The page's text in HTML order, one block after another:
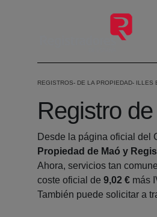
Salta al contingut principal
REGISTROS DE LA PROPIEDAD ILLES
Registro
Desde la página oficial del
Propiedad de Maó y
Ahora, servicios tan
coste oficial de 9,02 € más
También puede solicitar a